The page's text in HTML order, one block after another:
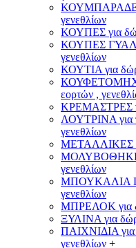
ΚΟΥΜΠΑΡΑΔΕΣ
γενεθλίων
ΚΟΥΠΕΣ για
ΚΟΥΠΕΣ
γενεθλίων
ΚΟΥΤΙΑ για
εορτών ,
ΚΡΕΜΑΣΤΡΕΣ
ΛΟΥΤΡΙΝΑ για
γενεθλίων
ΜΕΤΑΛΛΙΚΕΣ
ΜΟΛΥΒΟΘΗΚΕΣ
γενεθλίων
ΜΠΟΥΚΑΛΙΑ
γενεθλίων
ΜΠΡΕΛΟΚ για
ΞΥΛΙΝΑ για
ΠΑΙΧΝΙΔΙΑ για
γενεθλίων +